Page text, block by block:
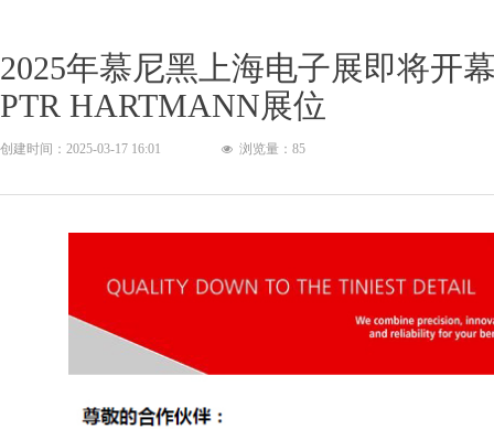
2025年慕尼黑上海电子展即将开
PTR HARTMANN展位
创建时间： 2025-03-17 16:01 넶 浏览量： 85